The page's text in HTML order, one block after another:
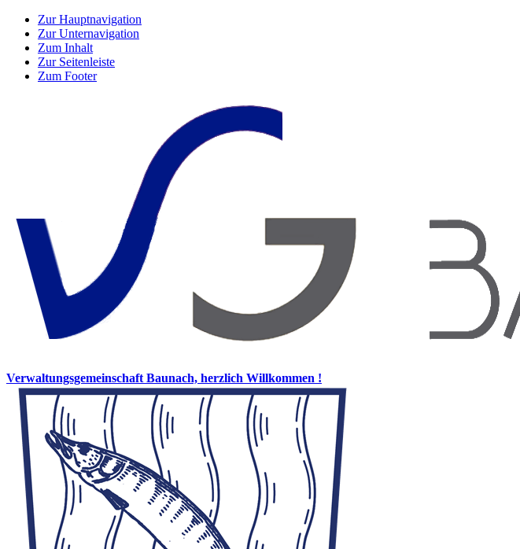
Zur Hauptnavigation
Zur Unternavigation
Zum Inhalt
Zur Seitenleiste
Zum Footer
Verwaltungsgemeinschaft Baunach, herzlich Willkommen !